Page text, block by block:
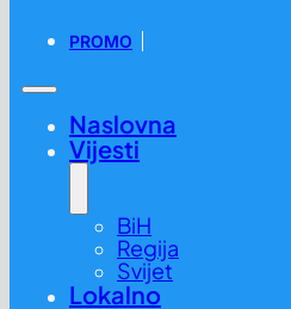
PROMO
Naslovna
Vijesti
BiH
Regija
Svijet
Lokalno